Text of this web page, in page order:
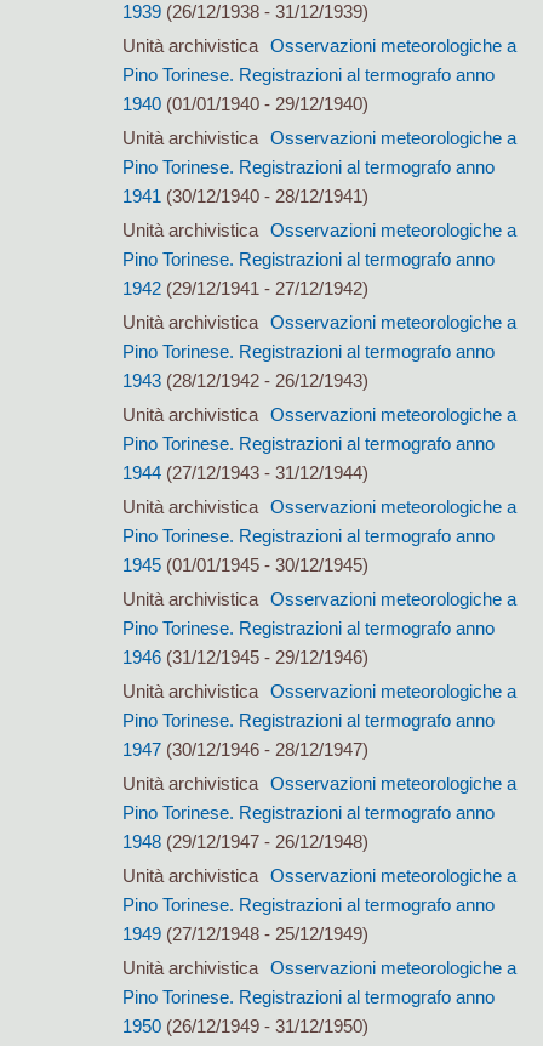
1939(26/12/1938 - 31/12/1939)
Unità archivistica Osservazioni meteorologiche a
Pino Torinese. Registrazioni al termografo anno
1940(01/01/1940 - 29/12/1940)
Unità archivistica Osservazioni meteorologiche a
Pino Torinese. Registrazioni al termografo anno
1941 (30/12/1940 - 28/12/1941)
Unità archivistica Osservazioni meteorologiche a
Pino Torinese. Registrazioni al termografo anno
1942(29/12/1941 - 27/12/1942)
Unità archivistica Osservazioni meteorologiche a
Pino Torinese. Registrazioni al termografo anno
1943(28/12/1942 - 26/12/1943)
Unità archivistica Osservazioni meteorologiche a
Pino Torinese. Registrazioni al termografo anno
1944(27/12/1943 - 31/12/1944)
Unità archivistica Osservazioni meteorologiche a
Pino Torinese. Registrazioni al termografo anno
1945(01/01/1945 - 30/12/1945)
Unità archivistica Osservazioni meteorologiche a
Pino Torinese. Registrazioni al termografo anno
1946(31/12/1945 - 29/12/1946)
Unità archivistica Osservazioni meteorologiche a
Pino Torinese. Registrazioni al termografo anno
1947(30/12/1946 - 28/12/1947)
Unità archivistica Osservazioni meteorologiche a
Pino Torinese. Registrazioni al termografo anno
1948(29/12/1947 - 26/12/1948)
Unità archivistica Osservazioni meteorologiche a
Pino Torinese. Registrazioni al termografo anno
1949(27/12/1948 - 25/12/1949)
Unità archivistica Osservazioni meteorologiche a
Pino Torinese. Registrazioni al termografo anno
1950(26/12/1949 - 31/12/1950)